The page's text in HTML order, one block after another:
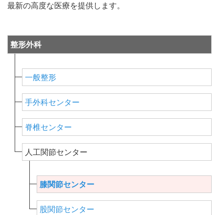
最新の高度な医療を提供します。
整形外科
一般整形
手外科センター
脊椎センター
人工関節センター
膝関節センター
股関節センター